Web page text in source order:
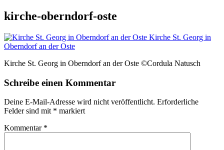
kirche-oberndorf-oste
Kirche St. Georg in Oberndorf an der Oste ©Cordula Natusch
Schreibe einen Kommentar
Deine E-Mail-Adresse wird nicht veröffentlicht. Erforderliche
Felder sind mit * markiert
Kommentar *